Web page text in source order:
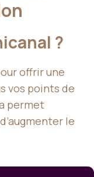
?
offrir une
vos points de
permet
le